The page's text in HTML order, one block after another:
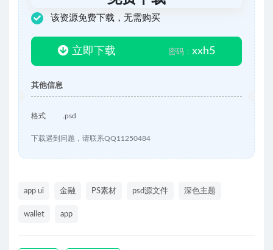
该资源免费下载，无需购买
立即下载 密码：xxh5
其他信息
格式 .psd
下载遇到问题，请联系QQ11250484
app ui 金融 PS素材 psd源文件 深色主题
wallet app